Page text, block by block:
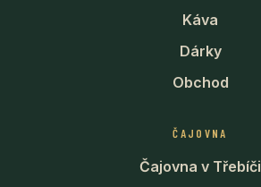
Káva
Dárky
Obchod
ČAJOVNA
Čajovna v Třebíči